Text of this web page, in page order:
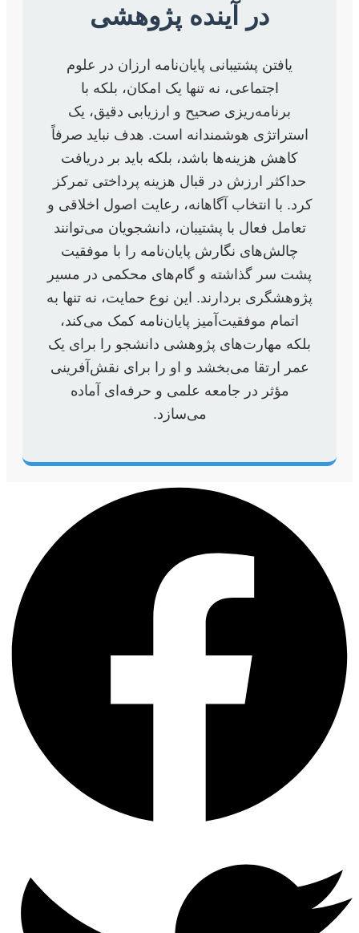
در آینده پژوهشی
یافتن پشتیبانی پایان‌نامه ارزان در علوم
اجتماعی، نه تنها یک امکان، بلکه با
برنامه‌ریزی صحیح و ارزیابی دقیق، یک
استراتژی هوشمندانه است. هدف نباید صرفاً
کاهش هزینه‌ها باشد، بلکه باید بر دریافت
حداکثر ارزش در قبال هزینه پرداختی تمرکز
کرد. با انتخاب آگاهانه، رعایت اصول اخلاقی و
تعامل فعال با پشتیبان، دانشجویان می‌توانند
چالش‌های نگارش پایان‌نامه را با موفقیت
پشت سر گذاشته و گام‌های محکمی در مسیر
پژوهشگری بردارند. این نوع حمایت، نه تنها به
اتمام موفقیت‌آمیز پایان‌نامه کمک می‌کند،
بلکه مهارت‌های پژوهشی دانشجو را برای یک
عمر ارتقا می‌بخشد و او را برای نقش‌آفرینی
مؤثر در جامعه علمی و حرفه‌ای آماده
می‌سازد.